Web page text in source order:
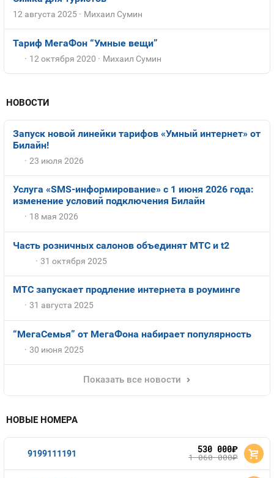
12 августа 2025 Михаил Сумин
Тариф МегаФон “Умные вещи”
12 октября 2020 Михаил Сумин
НОВОСТИ
Запуск новой линейки тарифов «Умный интернет» от
Билайн!
23 июля 2026
Услуга «SMS-информирование» с 1 июня 2026 года:
изменение условий подключения Билайн
18 мая 2026
Часть розничных салонов объединят МТС и t2
31 октября 2025
МТС запускает продление интернета в роуминге
31 августа 2025
“МегаСемья” от МегаФона набирает популярность
30 июня 2025
Показать все новости
НОВЫЕ НОМЕРА
9199111191 530 000руб.
1 060 000руб.